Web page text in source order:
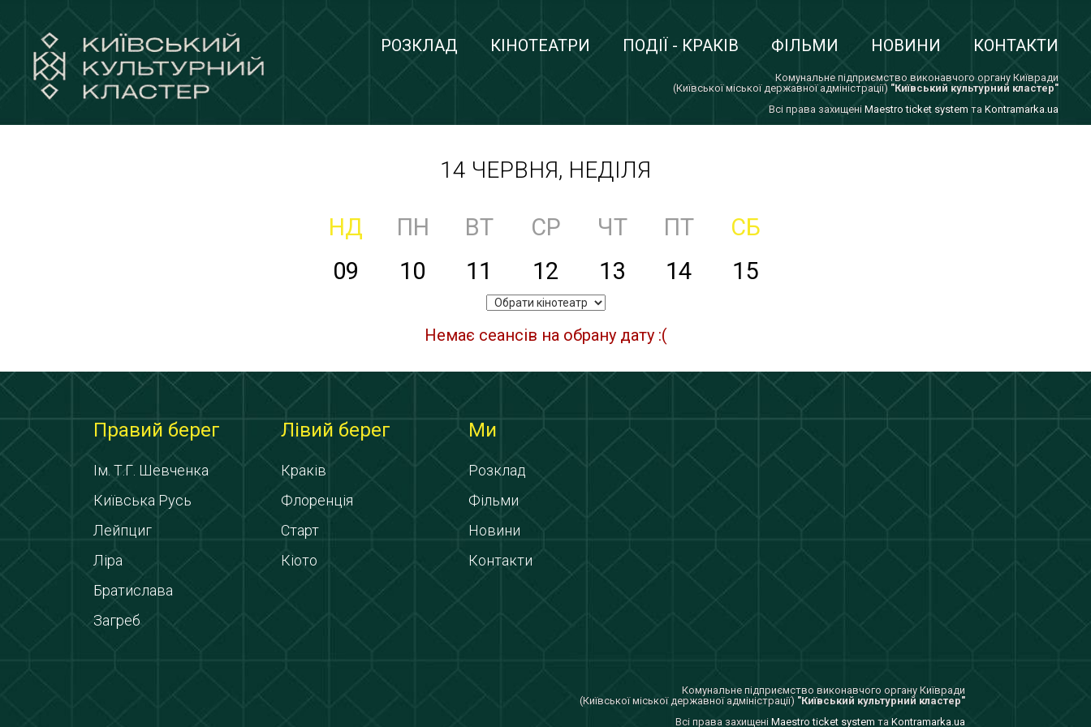
РОЗКЛАД КІНОТЕАТРИ ПОДІЇ - КРАКІВ ФІЛЬМИ НОВИНИ КОНТАКТИ
Комунальне підприємство виконавчого органу Київради
(Київської міської державної адміністрації) "Київський культурний кластер"
Всi права захищенi Maestro ticket system та Kontramarka.ua
14 ЧЕРВНЯ, НЕДІЛЯ
НД ПН ВТ СР ЧТ ПТ
СБ
09
10 11 12 13 14 15
Немає сеансів на обрану дату :(
Правий берег
Ім. Т.Г. Шевченка
Київська Русь
Лейпциг
Ліра
Братислава
Загреб
Лівий берег
Краків
Флоренція
Старт
Кіото
Ми
Розклад
Фільми
Новини
Контакти
Комунальне підприємство виконавчого органу Київради
(Київської міської державної адміністрації) "Київський культурний кластер"
Всi права захищенi Maestro ticket system та Kontramarka.ua